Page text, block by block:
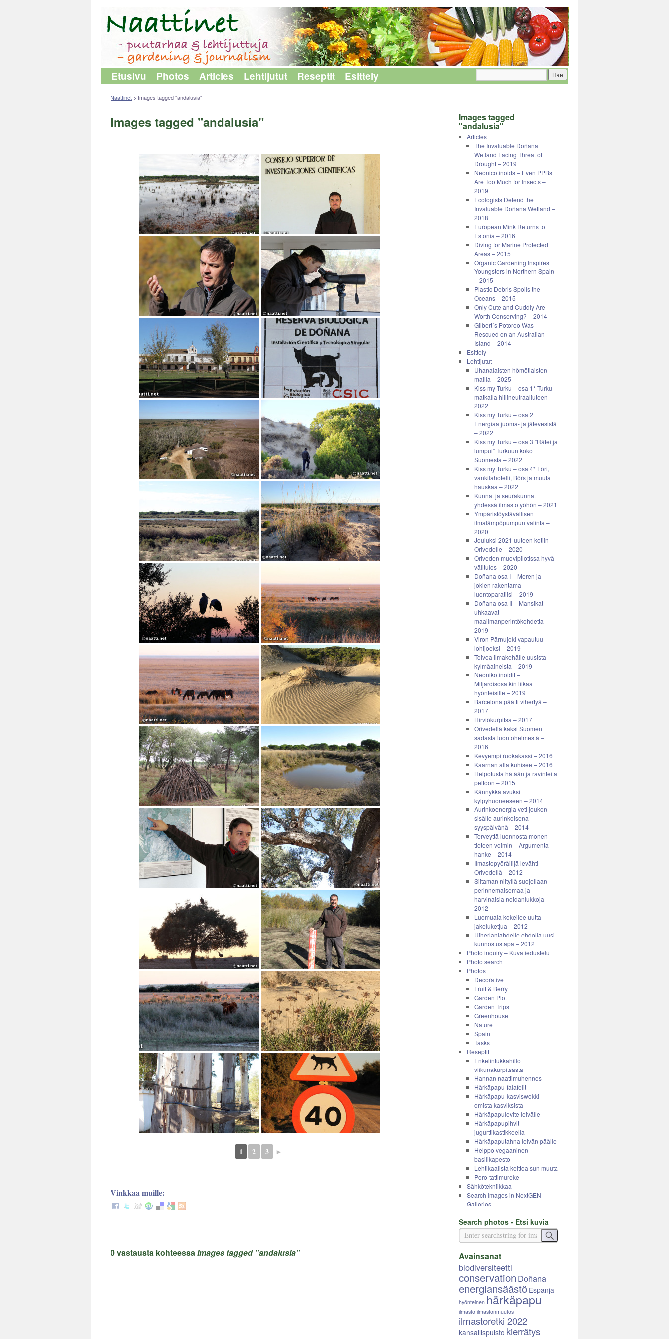
Etusivu Photos Articles Lehtijutut Reseptit Esittely
Naattinet > Images tagged "andalusia"
Images tagged "andalusia"
1 2 3 ►
Vinkkaa muille:
0 vastausta kohteessaImages tagged "andalusia"
Images tagged
"andalusia"
Articles
The Invaluable Doñana
Wetland Facing Threat of
Drought – 2019
Neonicotinoids – Even PPBs
Are Too Much for Insects –
2019
Ecologists Defend the
Invaluable Doñana Wetland –
2018
European Mink Returns to
Estonia – 2016
Diving for Marine Protected
Areas – 2015
Organic Gardening Inspires
Youngsters in Northern Spain
– 2015
Plastic Debris Spoils the
Oceans – 2015
Only Cute and Cuddly Are
Worth Conserving? – 2014
Gilbert´s Potoroo Was
Rescued on an Australian
Island – 2014
Esittely
Lehtijutut
Uhanalaisten hömötiaisten
mailla – 2025
Kiss my Turku – osa 1* Turku
matkalla hiilineutraaliuteen –
2022
Kiss my Turku – osa 2
Energiaa juoma- ja jätevesistä
– 2022
Kiss my Turku – osa 3 ”Rätei ja
lumpui” Turkuun koko
Suomesta – 2022
Kiss my Turku – osa 4* Föri,
vankilahotelli, Börs ja muuta
hauskaa – 2022
Kunnat ja seurakunnat
yhdessä ilmastotyöhön – 2021
Ympäristöystävällisen
ilmalämpöpumpun valinta –
2020
Jouluksi 2021 uuteen kotiin
Orivedelle – 2020
Oriveden muovipilotissa hyvä
välitulos – 2020
Doñana osa I – Meren ja
jokien rakentama
luontoparatiisi – 2019
Doñana osa II – Mansikat
uhkaavat
maailmanperintökohdetta –
2019
Viron Pärnujoki vapautuu
lohijoeksi – 2019
Toivoa ilmakehälle uusista
kylmäaineista – 2019
Neonikotinoidit –
Miljardisosatkin liikaa
hyönteisille – 2019
Barcelona päätti vihertyä –
2017
Hirviökurpitsa – 2017
Orivedellä kaksi Suomen
sadasta luontohelmestä –
2016
Kevyempi ruokakassi – 2016
Kaarnan alla kuhisee – 2016
Helpotusta hätään ja ravinteita
peltoon – 2015
Kännykkä avuksi
kylpyhuoneeseen – 2014
Aurinkoenergia veti joukon
sisälle aurinkoisena
syyspäivänä – 2014
Terveyttä luonnosta monen
tieteen voimin – Argumenta-
hanke – 2014
Ilmastopyöräilijä levähti
Orivedellä – 2012
Siitaman niityllä suojellaan
perinnemaisemaa ja
harvinaisia noidanlukkoja –
2012
Luomuala kokeilee uutta
jakeluketjua – 2012
Uiherlanlahdelle ehdolla uusi
kunnostustapa – 2012
Photo inquiry – Kuvatiedustelu
Photo search
Photos
Decorative
Fruit & Berry
Garden Plot
Garden Trips
Greenhouse
Nature
Spain
Tasks
Reseptit
Enkelintukkahillo
viikunakurpitsasta
Hannan naattimuhennos
Härkäpapu-falafelit
Härkäpapu-kasviswokki
omista kasviksista
Härkäpapulevite leivälle
Härkäpapupihvit
jugurttikastikkeella
Härkäpaputahna leivän päälle
Helppo vegaaninen
basilikapesto
Lehtikaalista keittoa sun muuta
Poro-tattimureke
Sähkötekniikkaa
Search Images in NextGEN
Galleries
Search photos • Etsi kuvia
Avainsanat
biodiversiteetti
conservation Doñana
energiansäästö Espanja
hyönteinen härkäpapu
ilmasto ilmastonmuutos
ilmastoretki 2022
kansallispuisto kierrätys